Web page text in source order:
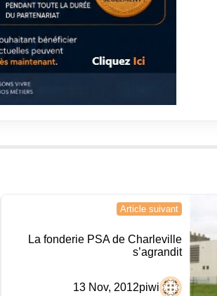
Article suivant
La fonderie PSA de Charleville
s’agrandit
piwi
13 Nov, 2012